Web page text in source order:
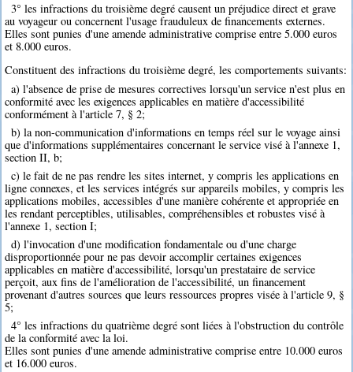
3° les infractions du troisième degré causent un préjudice direct et grave
au voyageur ou concernent l'usage frauduleux de financements externes.
Elles sont punies d'une amende administrative comprise entre 5.000 euros
et 8.000 euros.
Constituent des infractions du troisième degré, les comportements suivants:
a) l'absence de prise de mesures correctives lorsqu'un service n'est plus en
conformité avec les exigences applicables en matière d'accessibilité
conformément à l'article 7, § 2;
b) la non-communication d'informations en temps réel sur le voyage ainsi
que d'informations supplémentaires concernant le service visé à l'annexe 1,
section II, b;
c) le fait de ne pas rendre les sites internet, y compris les applications en
ligne connexes, et les services intégrés sur appareils mobiles, y compris les
applications mobiles, accessibles d'une manière cohérente et appropriée en
les rendant perceptibles, utilisables, compréhensibles et robustes visé à
l'annexe 1, section I;
d) l'invocation d'une modification fondamentale ou d'une charge
disproportionnée pour ne pas devoir accomplir certaines exigences
applicables en matière d'accessibilité, lorsqu'un prestataire de service
perçoit, aux fins de l'amélioration de l'accessibilité, un financement
provenant d'autres sources que leurs ressources propres visée à l'article 9, §
5;
4° les infractions du quatrième degré sont liées à l'obstruction du contrôle
de la conformité avec la loi.
Elles sont punies d'une amende administrative comprise entre 10.000 euros
et 16.000 euros.